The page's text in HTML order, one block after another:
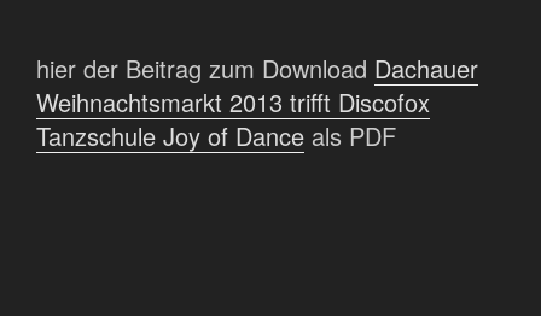
hier der Beitrag zum Download Dachauer
Weihnachtsmarkt 2013 trifft Discofox
Tanzschule Joy of Dance als PDF